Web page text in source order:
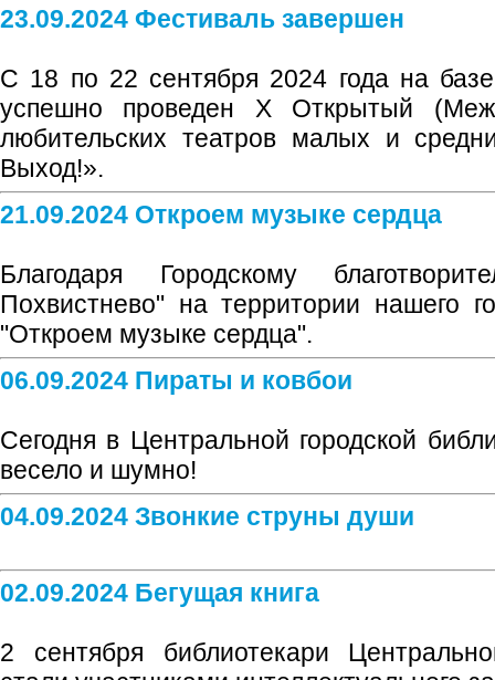
23.09.2024 Фестиваль завершен
С 18 по 22 сентября 2024 года на
успешно проведен X Открытый
любительских театров малых и
Выход!».
21.09.2024 Откроем музыке сердца
Благодаря Городскому
Похвистнево" на территории нашего
"Откроем музыке сердца".
06.09.2024 Пираты и ковбои
Сегодня в Центральной городской
весело и шумно!
04.09.2024 Звонкие струны души
02.09.2024 Бегущая книга
2 сентября библиотекари